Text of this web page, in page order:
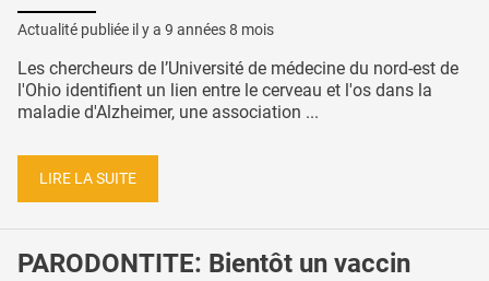
Actualité publiée il y a 9 années 8 mois
Les chercheurs de l’Université de médecine du nord-est de
l'Ohio identifient un lien entre le cerveau et l'os dans la
maladie d'Alzheimer, une association ...
LIRE LA SUITE
PARODONTITE: Bientôt un vaccin